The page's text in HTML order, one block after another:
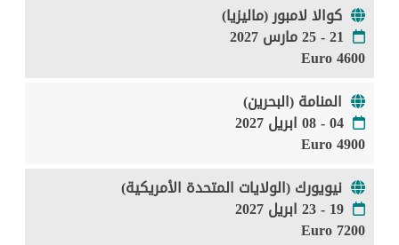
كوالا لامبور (ماليزيا)
21 - 25 مارس 2027
4600 Euro
المنامة (البحرين)
04 - 08 ابريل 2027
4900 Euro
نيويورك (الولايات المتحدة الأمريكية)
19 - 23 ابريل 2027
7200 Euro